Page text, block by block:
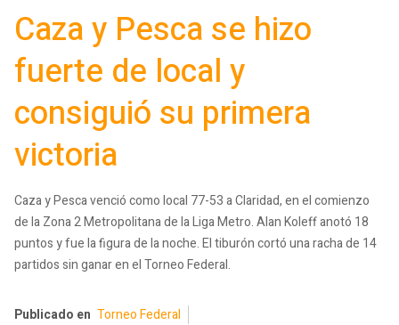
Caza y Pesca se hizo
fuerte de local y
consiguió su primera
victoria
Caza y Pesca venció como local 77-53 a Claridad, en el comienzo
de la Zona 2 Metropolitana de la Liga Metro. Alan Koleff anotó 18
puntos y fue la figura de la noche. El tiburón cortó una racha de 14
partidos sin ganar en el Torneo Federal.
Publicado en Torneo Federal